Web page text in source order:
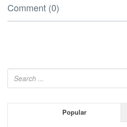
Comment (0)
Popular